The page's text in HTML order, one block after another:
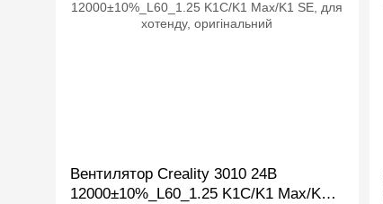
Вентилятор Creality 3010 24В
12000±10%_L60_1.25 K1C/K1 Max/K1